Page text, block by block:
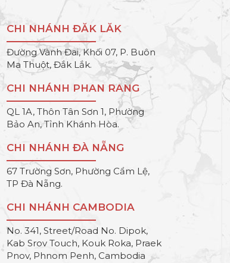
CHI NHÁNH ĐĂK LĂK
Đường Vành Đai, Khối 07, P. Buôn
Ma Thuột, Đắk Lắk.
CHI NHÁNH PHAN RANG
QL 1A, Thôn Tân Sơn 1, Phường
Bảo An, Tỉnh Khánh Hòa.
CHI NHÁNH ĐÀ NẴNG
67 Trường Sơn, Phường Cẩm Lệ,
TP Đà Nẵng.
CHI NHÁNH CAMBODIA
No. 341, Street/Road No. Dipok,
Kab Srov Touch, Kouk Roka, Praek
Pnov, Phnom Penh, Cambodia